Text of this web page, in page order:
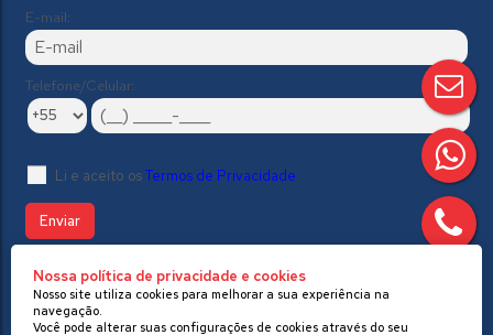
Nossa política de privacidade e cookies
Nosso site utiliza cookies para melhorar a sua experiência na
navegação.
Você pode alterar suas configurações de cookies através do seu
E-mail:
Telefone/Celular:
Li e aceito osTermos de Privacidade
//Modelo 2